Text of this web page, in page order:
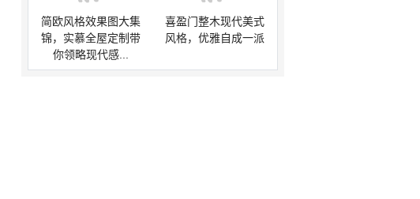
简欧风格效果图大集
锦，实慕全屋定制带
你领略现代感...
喜盈门整木现代美式
风格，优雅自成一派